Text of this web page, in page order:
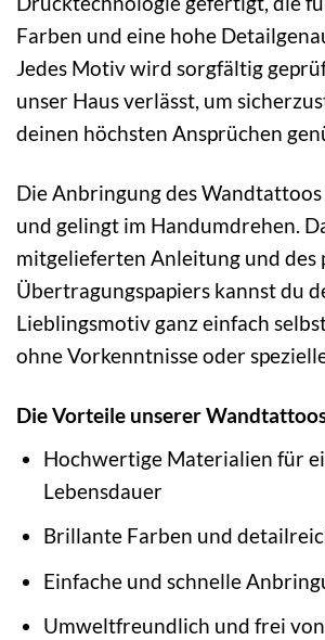
Farben und eine hohe
Jedes Motiv wird sorgfältig
unser Haus verlässt, um
deinen höchsten Ansprüchen
Die Anbringung des
und gelingt im Handumdrehen.
mitgelieferten Anleitung und des
Übertragungspapiers kannst du
Lieblingsmotiv ganz einfach
ohne Vorkenntnisse oder
Die Vorteile unserer
Hochwertige Materialien für
Lebensdauer
Brillante Farben und
Einfache und schnelle
Umweltfreundlich und frei